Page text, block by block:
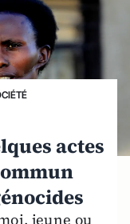
actes
jeune ou